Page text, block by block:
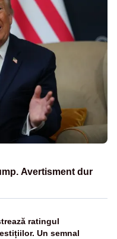
Avertisment dur
ratingul
Un semnal